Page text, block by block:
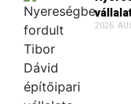
2026.